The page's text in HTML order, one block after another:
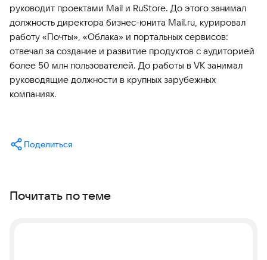
руководит проектами Mail и RuStore. До этого занимал
должность директора бизнес-юнита Mail.ru, курировал
работу «Почты», «Облака» и портальных сервисов:
отвечал за создание и развитие продуктов с аудиторией
более 50 млн пользователей. До работы в VK занимал
руководящие должности в крупных зарубежных
компаниях.
Поделиться
Почитать по теме